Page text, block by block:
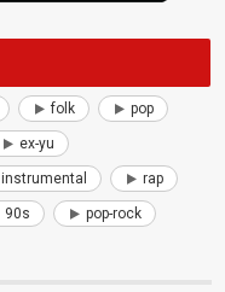
folk pop
ex-yu
instrumental rap
90s pop-rock